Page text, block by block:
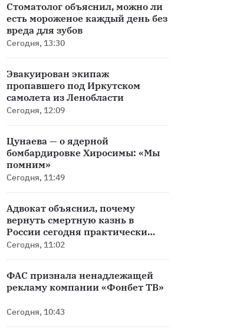
Стоматолог объяснил, можно ли
есть мороженое каждый день без
вреда для зубов
Сегодня, 13:30
Эвакуирован экипаж
пропавшего под Иркутском
самолета из Ленобласти
Сегодня, 12:09
Цунаева — о ядерной
бомбардировке Хиросимы: «Мы
помним»
Сегодня, 11:49
Адвокат объяснил, почему
вернуть смертную казнь в
России сегодня практически
невозможно
Сегодня, 11:02
ФАС признала ненадлежащей
рекламу компании «Фонбет ТВ»
Сегодня, 10:43